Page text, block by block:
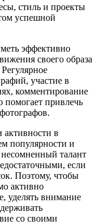
стиль и проекты
успешной
эффективно
своего образа
участие в
комментирование
привлечь
в
популярности и
талант
если
Поэтому, чтобы
активно
уделять внимание
со своими